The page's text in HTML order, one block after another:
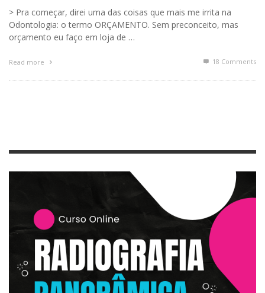
> Pra começar, direi uma das coisas que mais me irrita na
Odontologia: o termo ORÇAMENTO. Sem preconceito, mas
orçamento eu faço em loja de …
Read more 18 Comments